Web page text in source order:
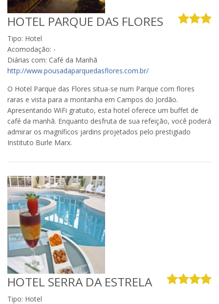
HOTEL PARQUE DAS FLORES
Tipo: Hotel
Acomodação: -
Diárias com: Café da Manhã
http://www.pousadaparquedasflores.com.br/
O Hotel Parque das Flores situa-se num Parque com flores
raras e vista para a montanha em Campos do Jordão.
Apresentando WiFi gratuito, esta hotel oferece um buffet de
café da manhã. Enquanto desfruta de sua refeição, você poderá
admirar os magníficos jardins projetados pelo prestigiado
Instituto Burle Marx.
HOTEL SERRA DA ESTRELA
Tipo: Hotel